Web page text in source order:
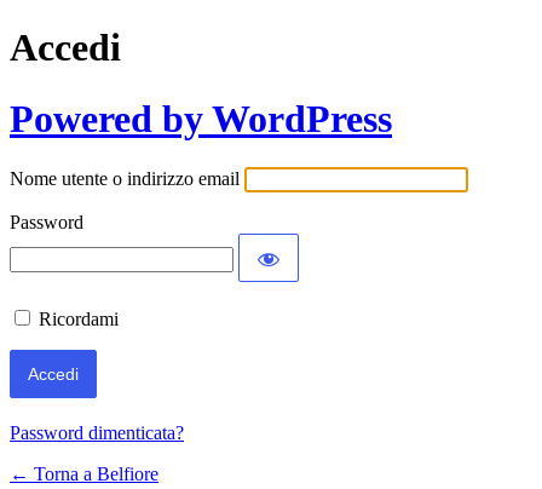
Accedi
Powered by WordPress
Nome utente o indirizzo email
Password
Ricordami
Password dimenticata?
← Torna a Belfiore